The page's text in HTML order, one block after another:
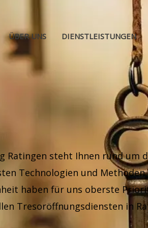
ÜBER UNS DIENSTLEISTUNGEN
Ratingen steht Ihnen rund
Technologien und
haben für uns oberste
Tresoröffnungsdiensten in